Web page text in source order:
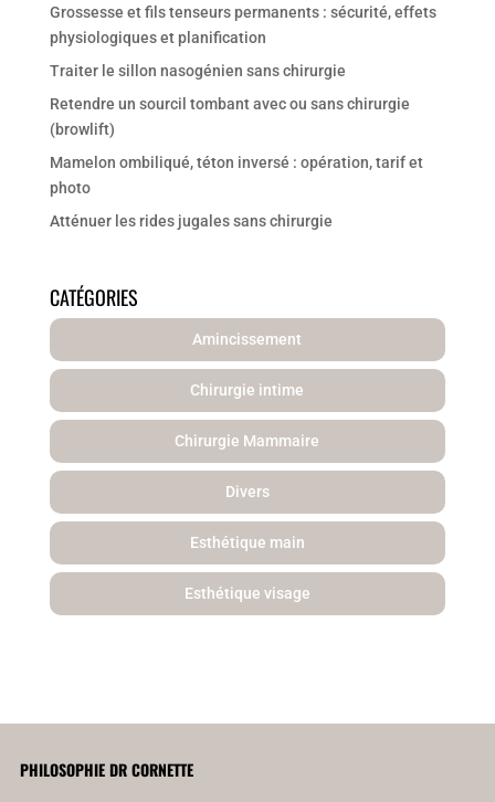
Grossesse et fils tenseurs permanents : sécurité, effets
physiologiques et planification
Traiter le sillon nasogénien sans chirurgie
Retendre un sourcil tombant avec ou sans chirurgie
(browlift)
Mamelon ombiliqué, téton inversé : opération, tarif et
photo
Atténuer les rides jugales sans chirurgie
CATÉGORIES
Amincissement
Chirurgie intime
Chirurgie Mammaire
Divers
Esthétique main
Esthétique visage
PHILOSOPHIE DR CORNETTE